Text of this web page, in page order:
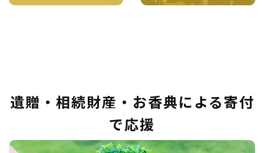
遺贈・相続財産・お香典による寄付
で応援